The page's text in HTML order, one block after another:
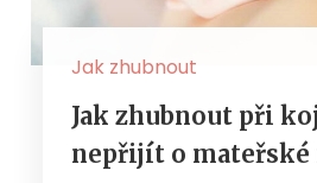
Jak zhubnout
Jak zhubnout při
nepřijít o mateřské